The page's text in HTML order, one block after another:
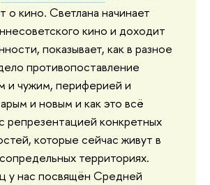
о кино. Светлана начинает
кино и доходит
показывает, как в разное
противопоставление
и чужим, периферией и
и новым и как это всё
репрезентацией конкретных
которые сейчас живут в
территориях.
у нас посвящён Средней